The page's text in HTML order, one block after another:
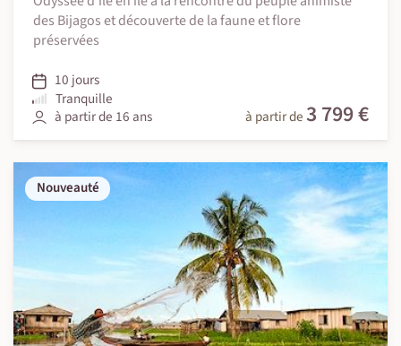
des Bijagos et découverte de la faune et flore
préservées
10 jours
Tranquille
à partir de 16 ans
à partir de 3 799 €
Nouveauté